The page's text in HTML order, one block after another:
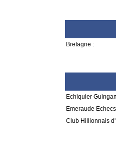
Bretagne :
Echiquier
Emeraude
Club Hillionnais